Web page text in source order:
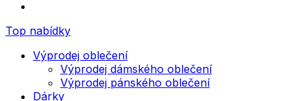
Top nabídky
Výprodej oblečení
Výprodej dámského oblečení
Výprodej pánského oblečení
Dárky